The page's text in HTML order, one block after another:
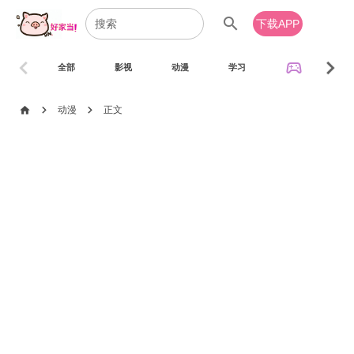
search 下载APP
全部 影视 动漫 学习 sports_esports
chevron_left chevron_right
home chevron_right 动漫 chevron_right 正文